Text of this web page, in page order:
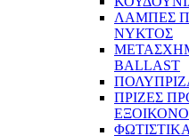
ΛΑΜΠΕΣ
ΝΥΚΤΟΣ
BALLAST
ΠΡΙΖΕΣ